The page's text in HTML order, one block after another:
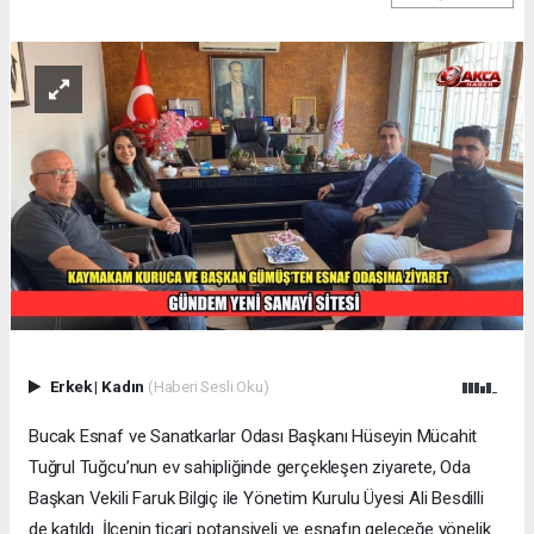
Erkek| Kadın (Haberi Sesli Oku)
Bucak Esnaf ve Sanatkarlar Odası Başkanı Hüseyin Mücahit
Tuğrul Tuğcu’nun ev sahipliğinde gerçekleşen ziyarete, Oda
Başkan Vekili Faruk Bilgiç ile Yönetim Kurulu Üyesi Ali Besdilli
de katıldı. İlçenin ticari potansiyeli ve esnafın geleceğe yönelik